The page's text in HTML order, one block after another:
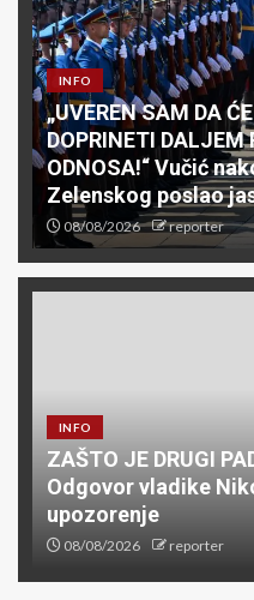
INFO
„UVEREN SAM DA
DOPRINETI
ODNOSA!“ Vučić
Zelenskog poslao
08/08/2026 reporter
INFO
ZAŠTO JE DRUGI
Odgovor vladike
upozorenje
08/08/2026 reporter